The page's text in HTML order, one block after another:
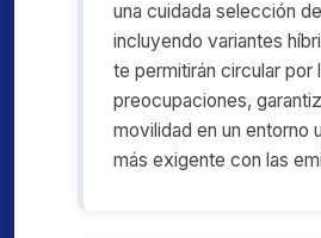
una cuidada selección
incluyendo variantes
te permitirán circular por
preocupaciones,
movilidad en un entorno
más exigente con las